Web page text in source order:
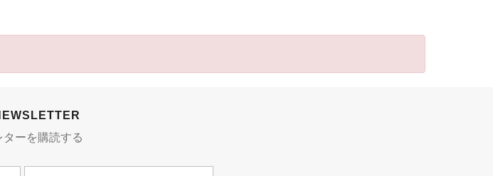
ーを購読する